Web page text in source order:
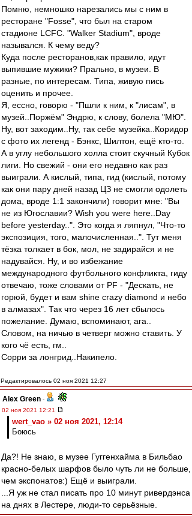
Помню, немношко нарезались мы с ним в
ресторане "Fosse", что был на старом
стадионе LCFC. "Walker Stadium", вроде
назывался. К чему веду?
Куда после ресторанов,как правило, идут
выпившие мужики? Прально, в музеи. В
разные, по интересам. Типа, живую пись
оценить и прочее.
Я, ессно, говорю - "Пшли к ним, к "лисам", в
музей..Поржём" Эндрю, к слову, болела "МЮ".
Ну, вот заходим..Ну, так себе музейка..Коридор
с фото их легенд - Бэнкс, Шилтон, ещё кто-то.
А в углу небольшого холла стоит скучный Кубок
лиги. Но свежий - они его недавно как раз
выиграли. А кислый, типа, гид (кислый, потому
как они пару дней назад ЦЗ не смогли одолеть
дома, вроде 1:1 закончили) говорит мне: "Вы
не из Югославии? Wish you were here..Day
before yesterday..". Это когда я ляпнул, "Что-то
экспозиция, того, малочисленная..". Тут меня
тёзка толкает в бок, мол, не задирайся и не
надувайся. Ну, и во избежание
международного футбольного конфликта, гиду
отвечаю, тоже словами от PF - "Дескать, не
горюй, будет и вам shine crazy diamond и небо
в алмазах". Так что через 16 лет сбылось
пожелание. Думаю, вспоминают, ага..
Словом, на ничью в четверг можно ставить. У
кого чё есть, гм..
Сорри за лонгрид..Накипело.
Редактировалось 02 ноя 2021 12:27
Alex Green -
02 ноя 2021 12:21
wert_vao » 02 ноя 2021, 12:14
Боюсь
Да?! Не знаю, в музее Гуггенхайма в Бильбао
красно-белых шарфов было чуть ли не больше,
чем экспонатов:) Ещё и выиграли.
...Я уж не стал писать про 10 минут ривердэнса
на днях в Лестере, люди-то серьёзные.